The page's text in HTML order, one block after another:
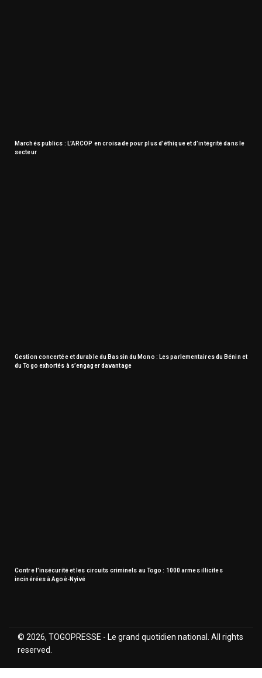
Marchés publics : L’ARCOP en croisade pour plus d’éthique et d’intégrité dans le
secteur
Gestion concertée et durable du Bassin du Mono : Les parlementaires du Bénin et
du Togo exhortés à s’engager davantage
Contre l’insécurité et les circuits criminels au Togo : 1000 armes illicites
incinérées à Agoè-Nyivé
© 2026, TOGOPRESSE - Le grand quotidien national. All rights
reserved.